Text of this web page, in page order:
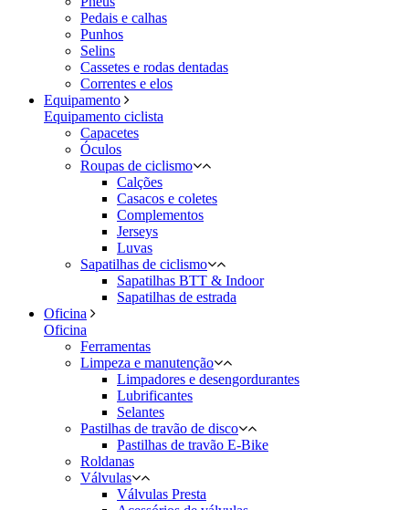
Pedais e calhas
Punhos
Selins
Cassetes e rodas dentadas
Correntes e elos
Equipamento
Equipamento ciclista
Capacetes
Óculos
Roupas de ciclismo
Calções
Casacos e coletes
Complementos
Jerseys
Luvas
Sapatilhas de ciclismo
Sapatilhas BTT & Indoor
Sapatilhas de estrada
Oficina
Oficina
Ferramentas
Limpeza e manutenção
Limpadores e desengordurantes
Lubrificantes
Selantes
Pastilhas de travão de disco
Pastilhas de travão E-Bike
Roldanas
Válvulas
Válvulas Presta